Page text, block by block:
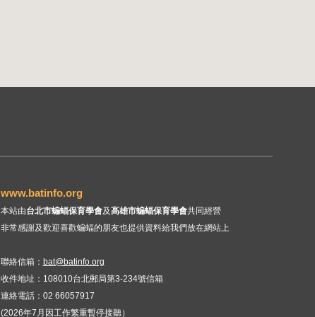
www.batinfo.org
本站由台北市蝙蝠保育學會及高雄市蝙蝠保育學會共同經營
非常感謝及歡迎喜歡蝙蝠的朋友也提供資料給我們放在網站上
聯絡信箱： bat@batinfo.org
收件地址：108010台北郵局第3-234號信箱
連絡電話：02 66057917
(2026年7月因工作繁重暫停接聽）